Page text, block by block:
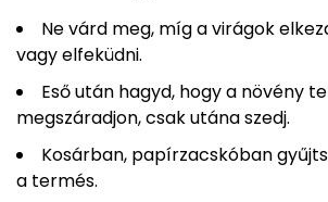
Ne várd meg, míg a virágok
vagy elfeküdni.
Eső után hagyd, hogy a növény
megszáradjon, csak utána szedj.
Kosárban, papírzacskóban
a termés.